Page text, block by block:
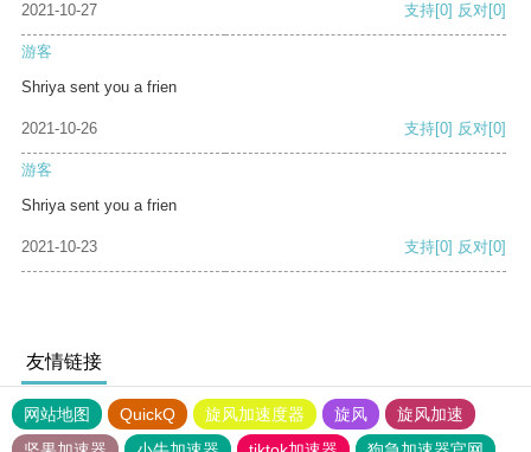
2021-10-27 支持[0] 反对[0]
游客
Shriya sent you a frien
2021-10-26 支持[0] 反对[0]
游客
Shriya sent you a frien
2021-10-23 支持[0] 反对[0]
友情链接
网站地图 QuickQ 旋风加速度器 旋风
旋风加速